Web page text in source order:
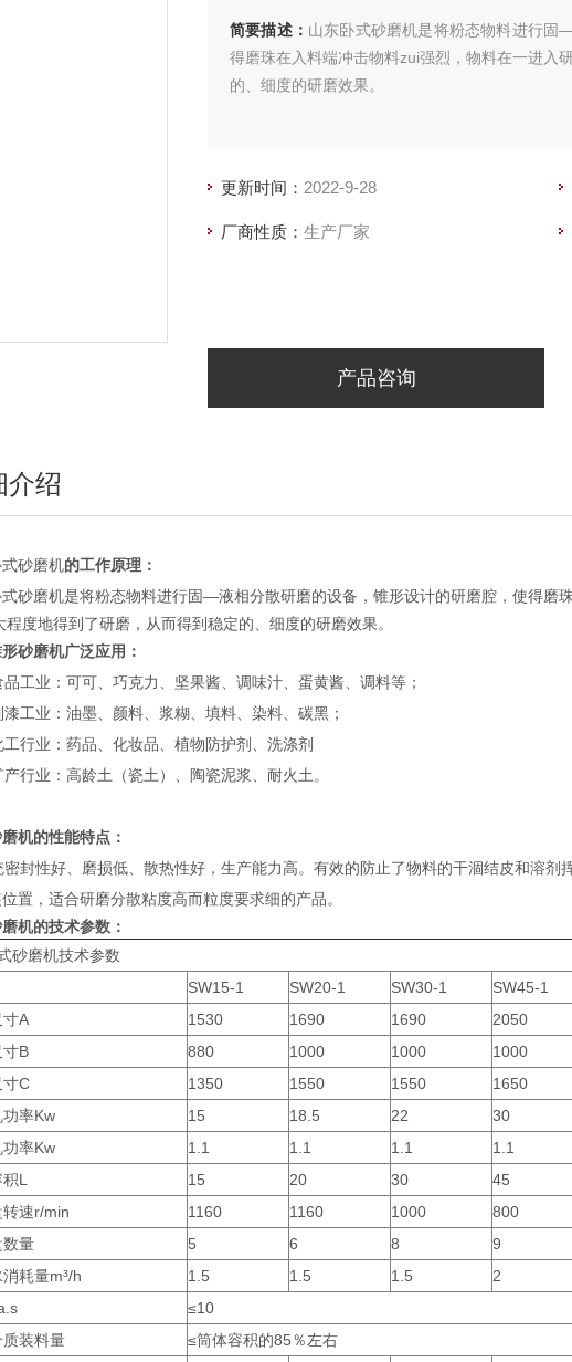
简要描述： 山东卧式砂磨机是将粉态物料进行固
得磨珠在入料端冲击物料zui强烈，物料在一进入
的、细度的研磨效果。
更新时间： 2022-9-28
厂商性质： 生产厂家
产品咨询
介绍
砂磨机的工作原理：
砂磨机是将粉态物料进行固—液相分散研磨的设备，锥形设计的研磨腔，使得磨
程度地得到了研磨，从而得到稳定的、细度的研磨效果。
砂磨机广泛应用：
工业：可可、巧克力、坚果酱、调味汁、蛋黄酱、调料等；
工业：油墨、颜料、浆糊、填料、染料、碳黑；
行业：药品、化妆品、植物防护剂、洗涤剂
行业：高龄土（瓷土）、陶瓷泥浆、耐火土。
机的性能特点：
封性好、磨损低、散热性好，生产能力高。有效的防止了物料的干涸结皮和溶剂
置，适合研磨分散粘度高而粒度要求细的产品。
机的技术参数：
卧式砂磨机技术参数
SW15-1 SW20-1 SW30-1
SW45-1
寸A
1530 1690 1690
2050
寸B
880 1000 1000
1000
寸C
1350 1550 1550
1650
功率Kw
15 18.5 22
30
率Kw
1.1 1.1 1.1
1.1
L
15 20 30
45
速r/min
1160 1160 1000
800
数量
5 6 8
9
耗量m³/h
1.5 1.5 1.5
2
≤10
装料量
≤筒体容积的85％左右